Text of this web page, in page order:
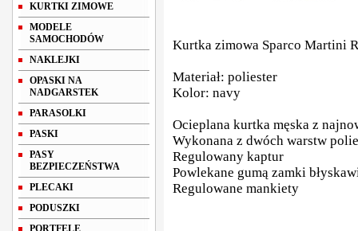
KURTKI ZIMOWE
MODELE
SAMOCHODÓW
NAKLEJKI
OPASKI NA
NADGARSTEK
PARASOLKI
PASKI
PASY
BEZPIECZEŃSTWA
PLECAKI
PODUSZKI
PORTFELE
Kurtka zimowa Sparco Martini
Materiał: poliester
Kolor: navy
Ocieplana kurtka męska z
Wykonana z dwóch warstw
Regulowany kaptur
Powlekane gumą zamki
Regulowane mankiety